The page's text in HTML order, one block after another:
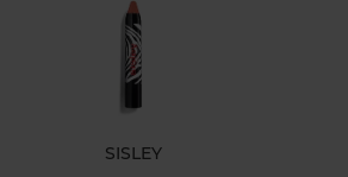
SISLEY